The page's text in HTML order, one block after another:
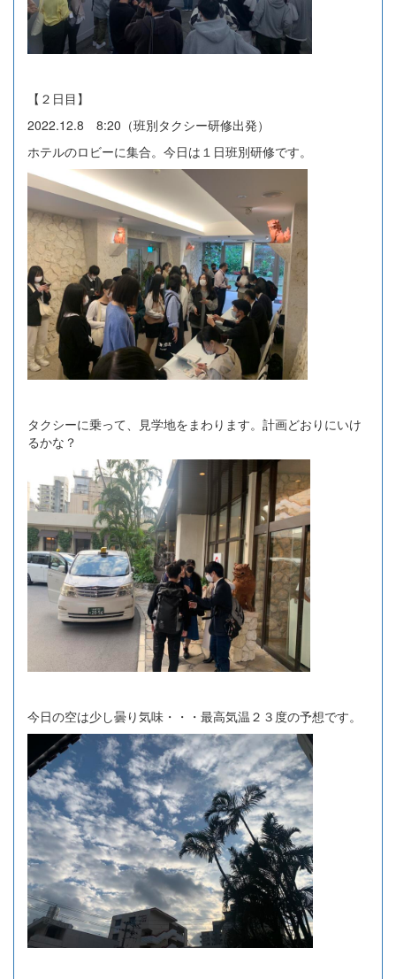
【２日目】
2022.12.8 8:20（班別タクシー研修出発）
ホテルのロビーに集合。今日は１日班別研修です。
タクシーに乗って、見学地をまわります。計画どおりにいけ
るかな？
今日の空は少し曇り気味・・・最高気温２３度の予想です。